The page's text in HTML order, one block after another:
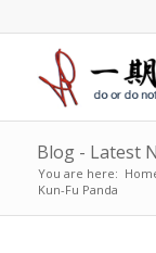
Blog - Latest
You are here:
Kun-Fu Panda